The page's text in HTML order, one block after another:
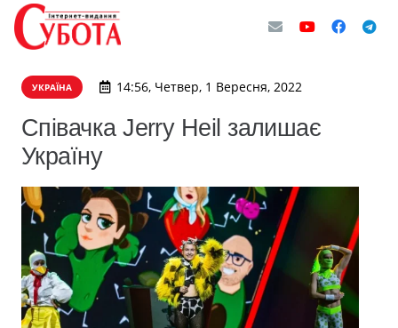
УКРАЇНА 14:56, Четвер, 1 Вересня, 2022
Співачка Jerry Heil залишає
Україну